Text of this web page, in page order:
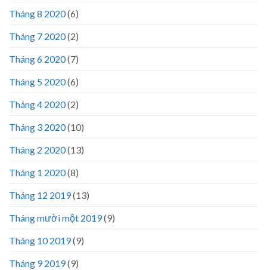
Tháng 8 2020(6)
Tháng 7 2020(2)
Tháng 6 2020(7)
Tháng 5 2020(6)
Tháng 4 2020(2)
Tháng 3 2020(10)
Tháng 2 2020(13)
Tháng 1 2020(8)
Tháng 12 2019(13)
Tháng mười một 2019(9)
Tháng 10 2019(9)
Tháng 9 2019(9)